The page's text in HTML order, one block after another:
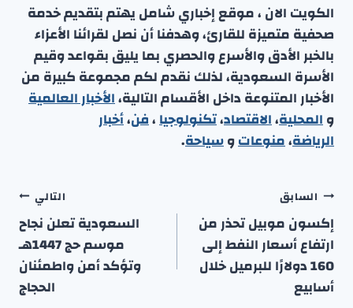
الكويت الان ، موقع إخباري شامل يهتم بتقديم خدمة
صحفية متميزة للقارئ، وهدفنا أن نصل لقرائنا الأعزاء
بالخبر الأدق والأسرع والحصري بما يليق بقواعد وقيم
الأسرة السعودية، لذلك نقدم لكم مجموعة كبيرة من
الأخبار المتنوعة داخل الأقسام التالية،الأخبار العالمية
والمحلية،الاقتصاد،تكنولوجيا،فن،أخبار
الرياضة،منوعاتوسياحة.
تصفّح
المقالات
السابق
إكسون موبيل تحذر من
ارتفاع أسعار النفط إلى
160 دولارًا للبرميل خلال
أسابيع
التالي
السعودية تعلن نجاح
موسم حج 1447هـ
وتؤكد أمن واطمئنان
الحجاج